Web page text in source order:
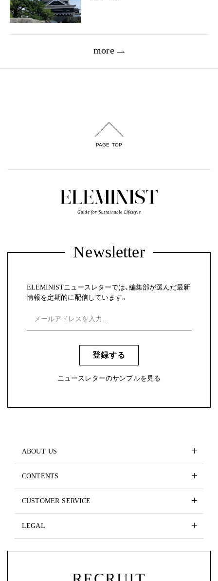
more
PAGE TOP
Guide for Sustainable Lifestyle
Newsletter
ELEMINISTニュースレターでは、編集部が選んだ最新
情報を定期的に配信しています。
登録する
ニュースレターのサンプルを見る
ABOUT US
CONTENTS
CUSTOMER SERVICE
LEGAL